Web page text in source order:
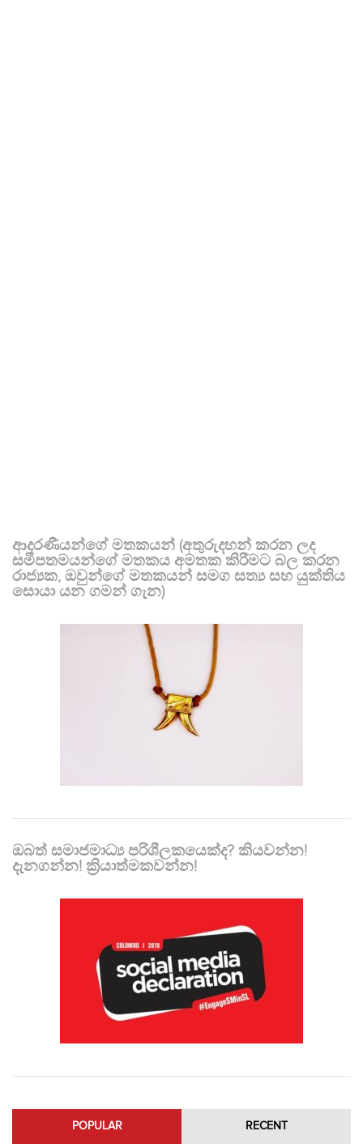
ආදරණීයන්ගේ මතකයන් (අතුරුදහන් කරන ලද
සමීපතමයන්ගේ මතකය අමතක කිරීමට බල කරන
රාජ්‍යක, ඔවුන්ගේ මතකයන් සමග සත්‍ය සහ යුක්තිය
සොයා යන ගමන් ගැන)
ඔබත් සමාජමාධ්‍ය පරිශීලකයෙක්ද? කියවන්න!
දැනගන්න! ක්‍රියාත්මකවන්න!
POPULAR RECENT